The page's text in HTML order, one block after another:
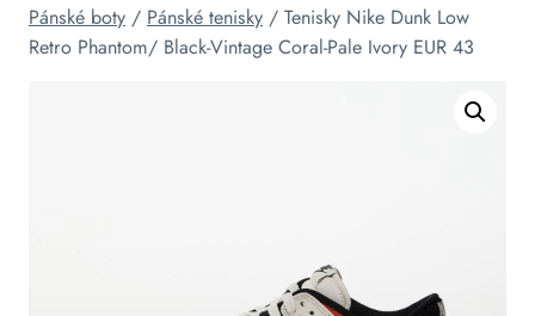
Pánské boty / Pánské tenisky / Tenisky Nike Dunk Low
Retro Phantom/ Black-Vintage Coral-Pale Ivory EUR 43